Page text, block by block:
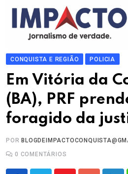
CONQUISTA E REGIÃO POLICIA
Em Vitória da
(BA), PRF
foragido da
POR
0 COMENTÁRIOS